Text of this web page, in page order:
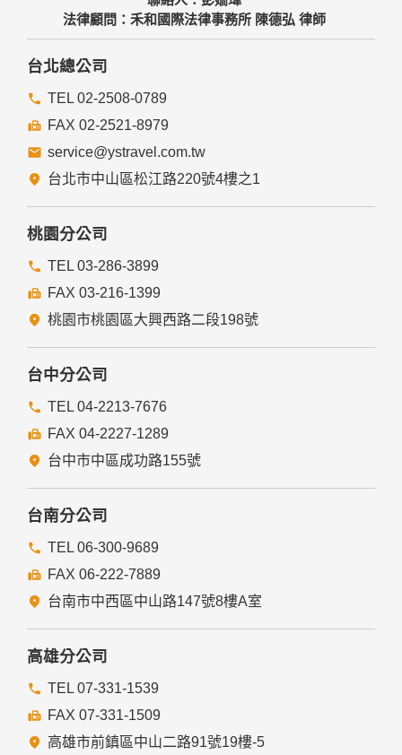
格要求其遵守保密義務，並且採取必要檢查程序以確定其將確
實遵守。
四、網站對外的相關連結
提供的連結，點選進入其他網站。但該連結網站不適用本網站
的隱私權保護政策，您必須參考該連結網站中的隱私權保護政
策。
五、與第三人共用個人資料之政策
本網站絕不會提供、交換、出租或出售任何您的個人資料給其
他個人、團體、私人企業或公務機關，但有法律依據或合約義
務者，不在此限。
前項但書之情形包括不限於：
經由您書面同意。
法律明文規定。
與公務機關或學術研究機構合作，基於公共利益為統計或學術
研究而有必要，且資料經過提供者處理或蒐集者依其揭露方式
無從識別特定之當事人。
當您在網站的行為，違反服務條款或可能損害或妨礙網站與其
揭露您的個人資料是為了辨識、聯絡或採取法律行動所必要
者。
本網站委託廠商協助蒐集、處理或利用您的個人資料時，將對
委外廠商或個人善盡監督管理之責。
六、Cookie之使用
為了提供您最佳的服務，本網站會在您的電腦中放置並取用我
們的Cookie，若您不願接受Cookie的寫入，您可在您使用的
瀏覽器功能項中設定隱私權等級為高，即可拒絕Cookie的寫
七、隱私權保護政策之修正
款將刊登於網站上。
法律顧問：禾和國際法律事務所 陳德弘 律師
台北總公司
TEL 02-2508-0789
FAX 02-2521-8979
service@ystravel.com.tw
台北市中山區松江路220號4樓之1
桃園分公司
TEL 03-286-3899
FAX 03-216-1399
桃園市桃園區大興西路二段198號
台中分公司
TEL 04-2213-7676
FAX 04-2227-1289
台中市中區成功路155號
台南分公司
TEL 06-300-9689
FAX 06-222-7889
台南市中西區中山路147號8樓A室
高雄分公司
TEL 07-331-1539
FAX 07-331-1509
高雄市前鎮區中山二路91號19樓-5